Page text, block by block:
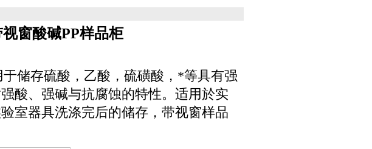
窗酸碱PP样品柜
于储存硫酸，乙酸，硫磺酸，*等具有强
酸、强碱与抗腐蚀的特性。适用於实
室器具洗涤完后的储存，带视窗样品